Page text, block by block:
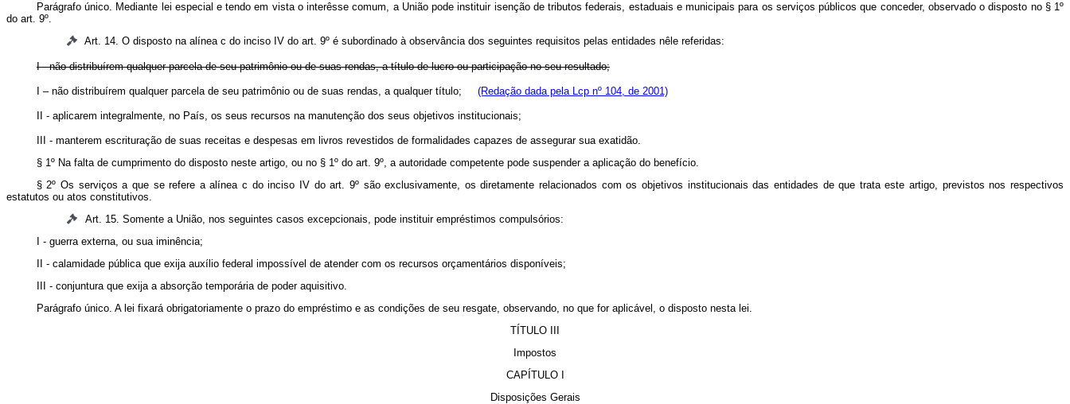
Parágrafo único. Mediante lei especial e tendo em vista o interêsse comum, a União pode instituir isenção de tributos federais, estaduais e municipais para os serviços públicos que conceder, observado o disposto no § 1º
do art. 9º.
Art. 14. O disposto na alínea c do inciso IV do art. 9º é subordinado à observância dos seguintes requisitos pelas entidades nêle referidas:
I - não distribuírem qualquer parcela de seu patrimônio ou de suas rendas, a título de lucro ou participação no seu resultado;
I – não distribuírem qualquer parcela de seu patrimônio ou de suas rendas, a qualquer título; (Redação dada pela Lcp nº 104, de 2001)
II - aplicarem integralmente, no País, os seus recursos na manutenção dos seus objetivos institucionais;
III - manterem escrituração de suas receitas e despesas em livros revestidos de formalidades capazes de assegurar sua exatidão.
§ 1º Na falta de cumprimento do disposto neste artigo, ou no § 1º do art. 9º, a autoridade competente pode suspender a aplicação do benefício.
§ 2º Os serviços a que se refere a alínea c do inciso IV do art. 9º são exclusivamente, os diretamente relacionados com os objetivos institucionais das entidades de que trata este artigo, previstos nos respectivos
estatutos ou atos constitutivos.
Art. 15. Somente a União, nos seguintes casos excepcionais, pode instituir empréstimos compulsórios:
I - guerra externa, ou sua iminência;
II - calamidade pública que exija auxílio federal impossível de atender com os recursos orçamentários disponíveis;
III - conjuntura que exija a absorção temporária de poder aquisitivo.
Parágrafo único. A lei fixará obrigatoriamente o prazo do empréstimo e as condições de seu resgate, observando, no que for aplicável, o disposto nesta lei.
TÍTULO III
Impostos
CAPÍTULO I
Disposições Gerais